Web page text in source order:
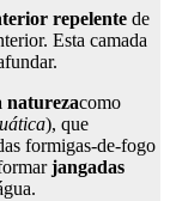
repelente de
Esta camada
naturezacomo
), que
formigas-de-fogo
jangadas